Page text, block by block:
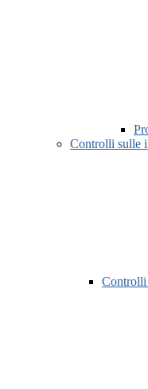
Controlli sulle
Controlli